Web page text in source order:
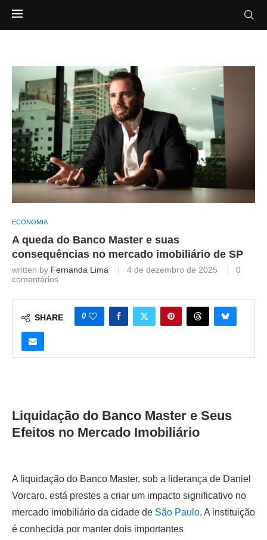
ECONOMIA
A queda do Banco Master e suas
consequências no mercado imobiliário de SP
written by Fernanda Lima 4 de dezembro de 2025
0
comentários
SHARE 0
Liquidação do Banco Master e Seus
Efeitos no Mercado Imobiliário
A liquidação do Banco Master, sob a liderança de Daniel
Vorcaro, está prestes a criar um impacto significativo no
mercado imobiliário da cidade de São Paulo. A instituição
é conhecida por manter dois importantes